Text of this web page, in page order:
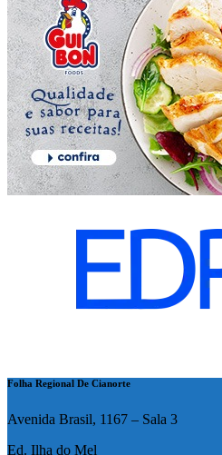
Folha Regional De Cianorte
Avenida Brasil, 1167 – Sala 3
Ed. Ilha do Mel